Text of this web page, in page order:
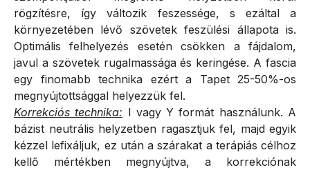
rögzítésre, így változik feszessége, s ezáltal a
környezetében lévő szövetek feszülési állapota is.
Optimális felhelyezés esetén csökken a fájdalom,
javul a szövetek rugalmassága és keringése. A fascia
egy finomabb technika ezért a Tapet 25-50%-os
megnyújtottsággal helyezzük fel.
Korrekciós technika: I vagy Y formát használunk. A
bázist neutrális helyzetben ragasztjuk fel, majd egyik
kézzel lefixáljuk, ez után a szárakat a terápiás célhoz
kellő mértékben megnyújtva, a korrekciónak